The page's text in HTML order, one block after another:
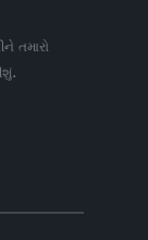
તમારો